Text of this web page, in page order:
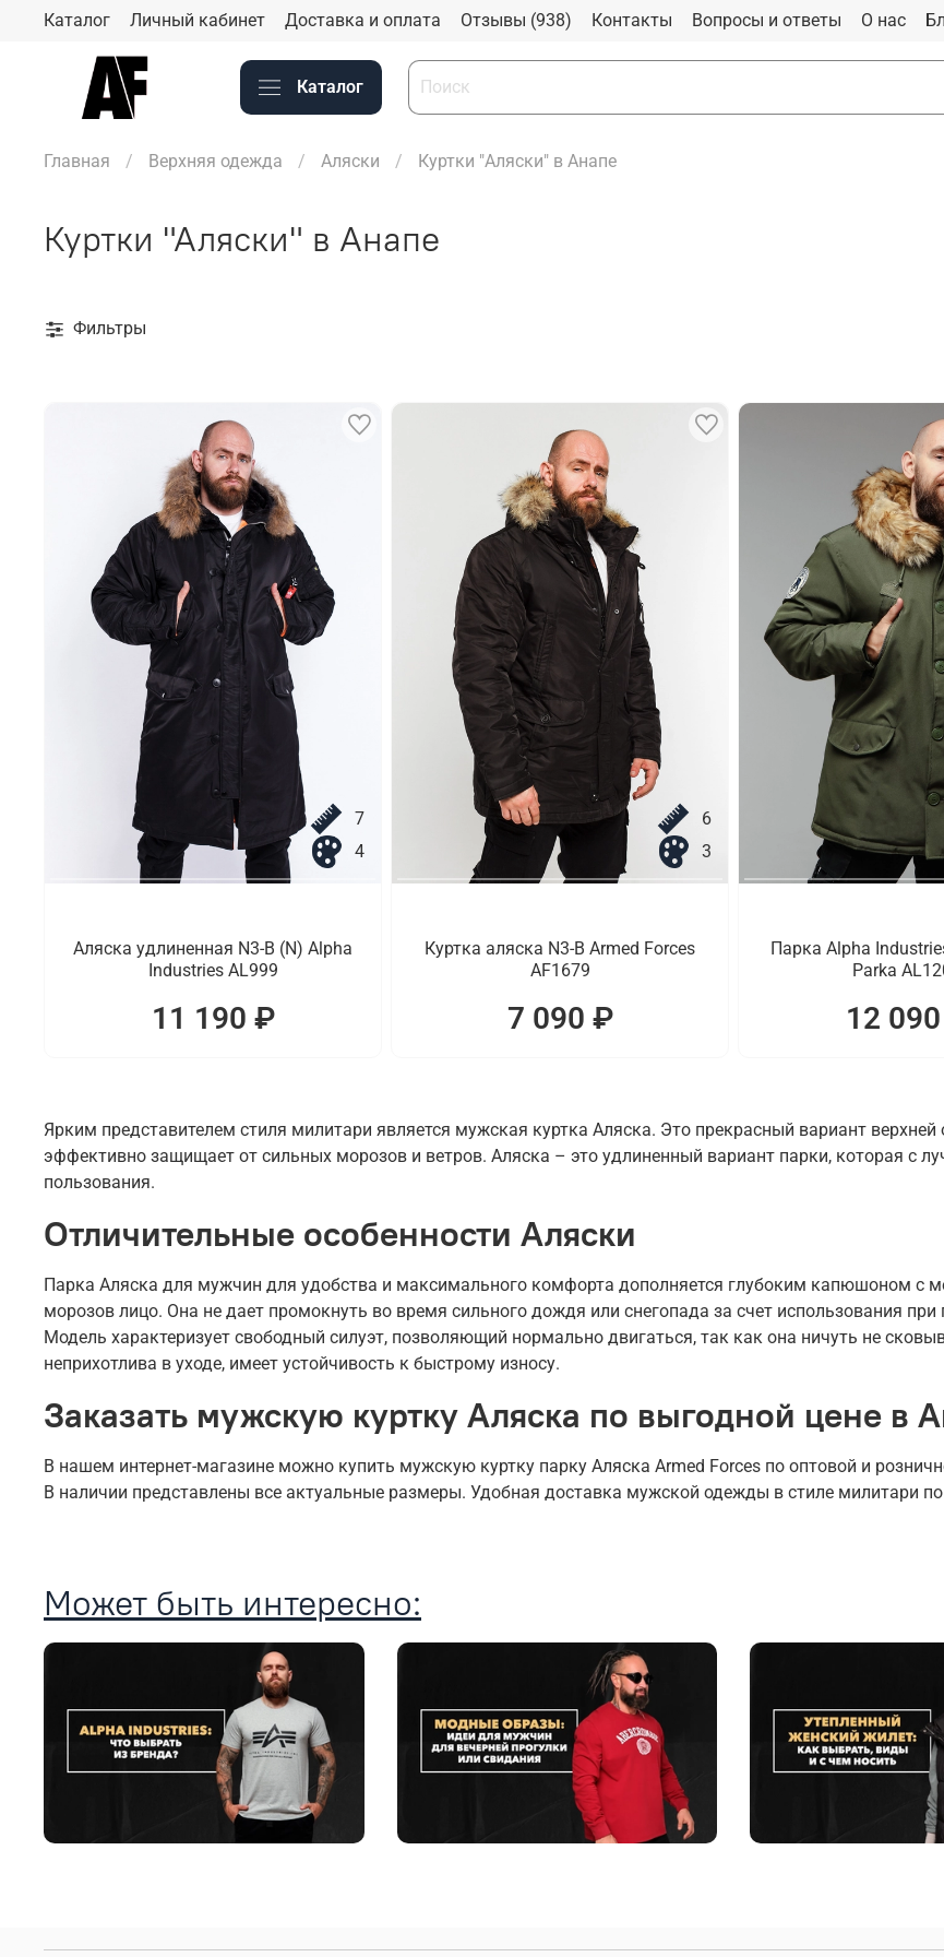
Каталог Личный кабинет Доставка и оплата Отзывы (938) Контакты Вопросы и ответы О нас
Каталог
Главная Верхняя одежда Аляски Куртки "Аляски" в Анапе
Куртки "Аляски" в Анапе
Фильтры
7
4
Аляска удлиненная N3-B (N) Alpha
Industries AL999
11 190 ₽
6
3
Куртка аляска N3-B Armed Forces
AF1679
7 090 ₽
Парка Alpha
Parka
12
Ярким представителем стиля милитари является мужская куртка Аляска. Это прекрасный вариант
эффективно защищает от сильных морозов и ветров. Аляска – это удлиненный вариант парки, которая с
пользования.
Отличительные особенности Аляски
Парка Аляска для мужчин для удобства и максимального комфорта дополняется глубоким капюшоном с
морозов лицо. Она не дает промокнуть во время сильного дождя или снегопада за счет использования
Модель характеризует свободный силуэт, позволяющий нормально двигаться, так как она ничуть не
неприхотлива в уходе, имеет устойчивость к быстрому износу.
Заказать мужскую куртку Аляска по выгодной цене в
В нашем интернет-магазине можно купить мужскую куртку парку Аляска Armed Forces по оптовой и
В наличии представлены все актуальные размеры. Удобная доставка мужской одежды в стиле милитари
Может быть интересно: